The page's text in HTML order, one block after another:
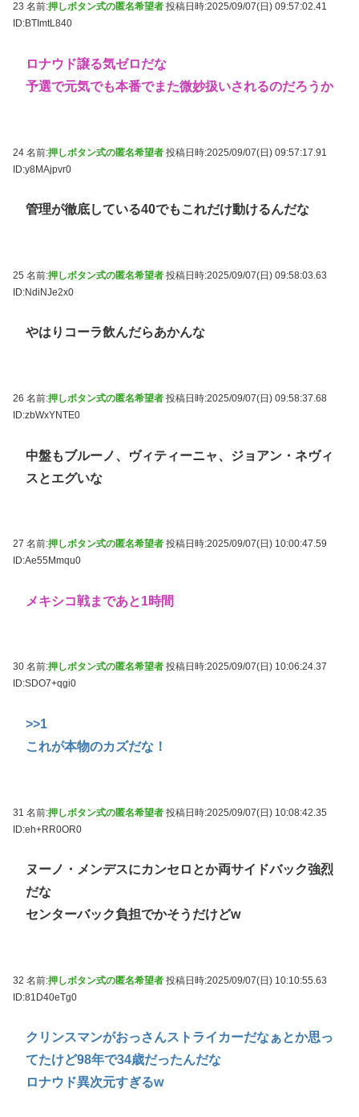
23 名前:押しボタン式の匿名希望者 投稿日時:2025/09/07(日) 09:57:02.41
ID:BTImtL840
ロナウド譲る気ゼロだな
予選で元気でも本番でまた微妙扱いされるのだろうか
24 名前:押しボタン式の匿名希望者 投稿日時:2025/09/07(日) 09:57:17.91
ID:y8MAjpvr0
管理が徹底している40でもこれだけ動けるんだな
25 名前:押しボタン式の匿名希望者 投稿日時:2025/09/07(日) 09:58:03.63
ID:NdiNJe2x0
やはりコーラ飲んだらあかんな
26 名前:押しボタン式の匿名希望者 投稿日時:2025/09/07(日) 09:58:37.68
ID:zbWxYNTE0
中盤もブルーノ、ヴィティーニャ、ジョアン・ネヴィ
スとエグいな
27 名前:押しボタン式の匿名希望者 投稿日時:2025/09/07(日) 10:00:47.59
ID:Ae55Mmqu0
メキシコ戦まであと1時間
30 名前:押しボタン式の匿名希望者 投稿日時:2025/09/07(日) 10:06:24.37
ID:SDO7+qgi0
>>1
これが本物のカズだな！
31 名前:押しボタン式の匿名希望者 投稿日時:2025/09/07(日) 10:08:42.35
ID:eh+RR0OR0
ヌーノ・メンデスにカンセロとか両サイドバック強烈
だな
センターバック負担でかそうだけどw
32 名前:押しボタン式の匿名希望者 投稿日時:2025/09/07(日) 10:10:55.63
ID:81D40eTg0
クリンスマンがおっさんストライカーだなぁとか思っ
てたけど98年で34歳だったんだな
ロナウド異次元すぎるw